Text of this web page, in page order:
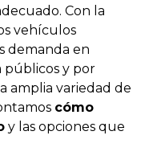
Con la
vehículos
demanda en
públicos y por
amplia variedad de
cómo
y las opciones que